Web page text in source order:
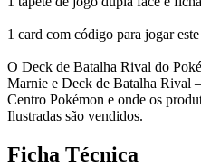
1 card com código para jogar
O Deck de Batalha Rival do
Marnie e Deck de Batalha Rival
Centro Pokémon e onde os
Ilustradas são vendidos.
Ficha Técnica